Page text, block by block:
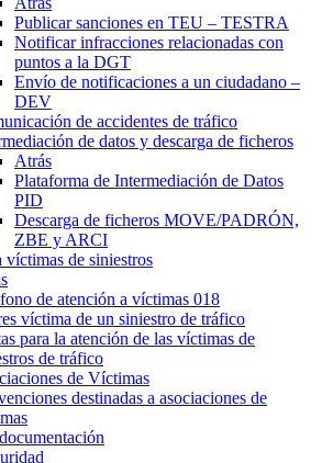
Publicar sanciones en TEU – TESTRA
Notificar infracciones relacionadas con
puntos a la DGT
Envío de notificaciones a un ciudadano –
DEV
de accidentes de tráfico
de datos y descarga de ficheros
Atrás
Plataforma de Intermediación de Datos
PID
Descarga de ficheros MOVE/PADRÓN,
ZBE y ARCI
víctimas de siniestros
de atención a víctimas 018
víctima de un siniestro de tráfico
para la atención de las víctimas de
de tráfico
de Víctimas
destinadas a asociaciones de